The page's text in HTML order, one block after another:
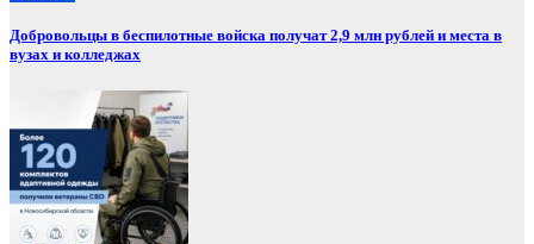
Добровольцы в беспилотные войска получат 2,9 млн рублей и места в
вузах и колледжах